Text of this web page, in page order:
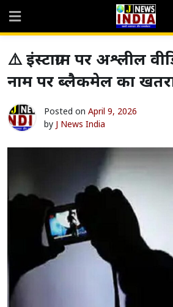
content
⚠️ इंस्टाग्राम पर अश्लील
नाम पर ब्लैकमेल का
Posted on April 9, 2026
by J News India